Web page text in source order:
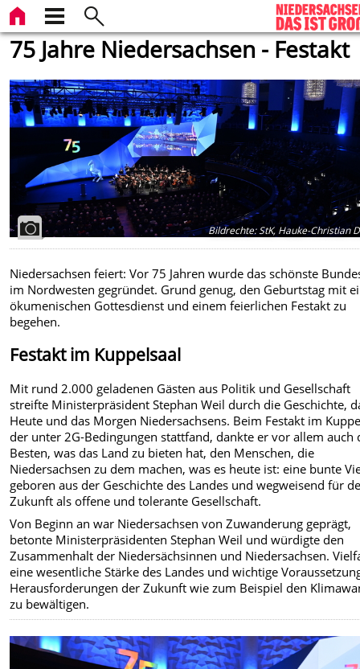
75 Jahre Niedersachsen - Festakt
Bildrechte:StK, Hauke-Christian
Niedersachsen feiert: Vor 75 Jahren wurde das schönste
im Nordwesten gegründet. Grund genug, den Geburtstag mit
ökumenischen Gottesdienst und einem feierlichen Festakt zu
begehen.
Festakt im Kuppelsaal
Mit rund 2.000 geladenen Gästen aus Politik und Gesellschaft
streifte Ministerpräsident Stephan Weil durch die Geschichte,
Heute und das Morgen Niedersachsens. Beim Festakt im
der unter 2G-Bedingungen stattfand, dankte er vor allem auch
Besten, was das Land zu bieten hat, den Menschen, die
Niedersachsen zu dem machen, was es heute ist: eine bunte
geboren aus der Geschichte des Landes und wegweisend für
Zukunft als offene und tolerante Gesellschaft.
Von Beginn an war Niedersachsen von Zuwanderung geprägt,
betonte Ministerpräsidenten Stephan Weil und würdigte den
Zusammenhalt der Niedersächsinnen und Niedersachsen.
eine wesentliche Stärke des Landes und wichtige
Herausforderungen der Zukunft wie zum Beispiel den
zu bewältigen.